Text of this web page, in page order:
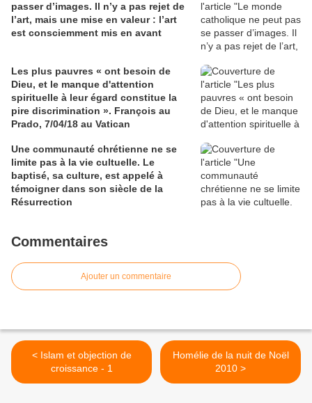
passer d’images. Il n’y a pas rejet de
l’art, mais une mise en valeur : l’art
est consciemment mis en avant
Les plus pauvres « ont besoin de
Dieu, et le manque d'attention
spirituelle à leur égard constitue la
pire discrimination ». François au
Prado, 7/04/18 au Vatican
Une communauté chrétienne ne se
limite pas à la vie cultuelle. Le
baptisé, sa culture, est appelé à
témoigner dans son siècle de la
Résurrection
Commentaires
Ajouter un commentaire
< Islam et objection de
croissance - 1
Homélie de la nuit de Noël
2010 >